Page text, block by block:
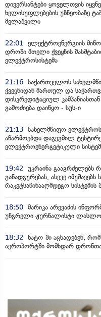
დივერსანტები ყოველთვის
ხელისუფლებების უზნეობაზე
მელაშვილი
22:01 ელექტროენერგიის
დროში მთელი ქვეყნის
ელექტროსისტემა
21:16 საქართველოს
ქვეყნიდან მართულ და
დისკრედიტაციულ
გამოძიება დაიწყო - სუს-ი
21:13 სახელმწიფო
აწარმოებდა დაგეგმილ
ელექტროენერგეტიკული
19:42 უკრაინა გააგრძელებს
განადგურებას, ასევე
რაკეტსაწინააღმდეგო
18:50 მარიკა არევაძის
უნგრელი ჟურნალისტი ლასლო
18:32 ნატო-ში აცხადებენ,
აეროპორტში მომხდარ დრონთან